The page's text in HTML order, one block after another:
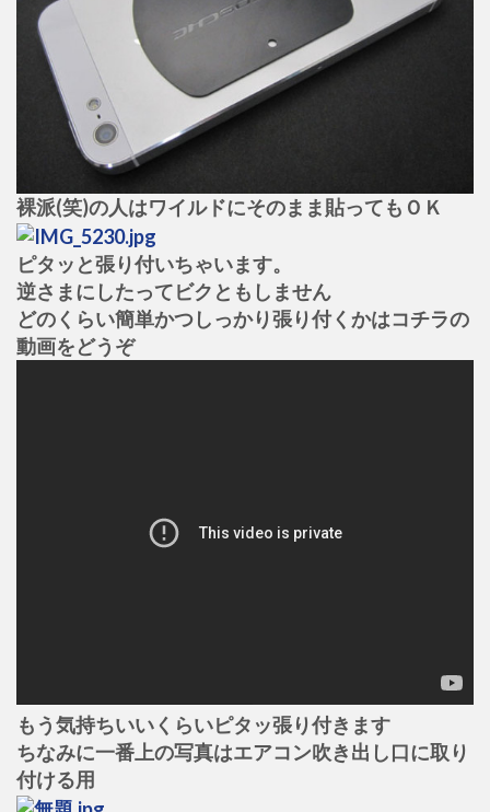
裸派(笑)の人はワイルドにそのまま貼ってもＯＫ
ピタッと張り付いちゃいます。
逆さまにしたってビクともしません
どのくらい簡単かつしっかり張り付くかはコチラの
動画をどうぞ
もう気持ちいいくらいピタッ張り付きます
ちなみに一番上の写真はエアコン吹き出し口に取り
付ける用